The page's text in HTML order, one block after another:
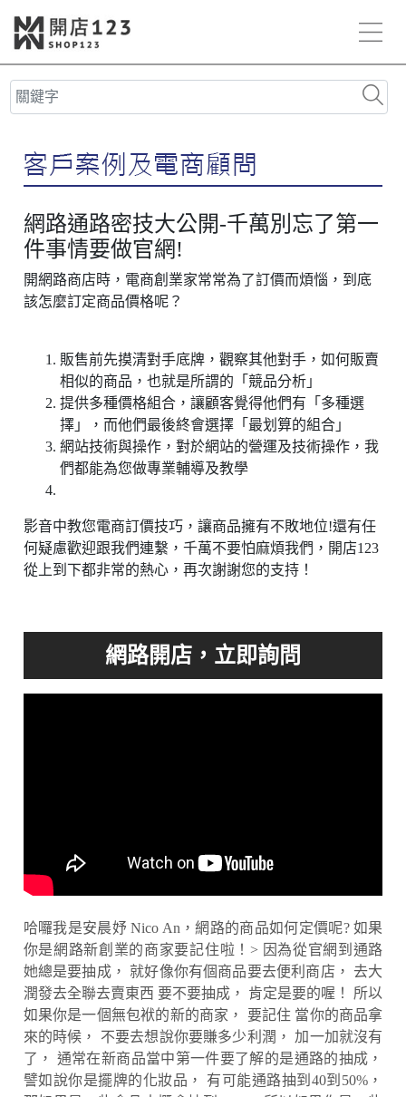
網路通路密技大公開-千萬別忘了第一
件事情要做官網!
開網路商店時，電商創業家常常為了訂價而煩惱，到底
該怎麼訂定商品價格呢？
販售前先摸清對手底牌，觀察其他對手，如何販賣
相似的商品，也就是所謂的「競品分析」
提供多種價格組合，讓顧客覺得他們有「多種選
擇」，而他們最後終會選擇「最划算的組合」
網站技術與操作，對於網站的營運及技術操作，我
們都能為您做專業輔導及教學
影音中教您電商訂價技巧，讓商品擁有不敗地位!還有任
何疑慮歡迎跟我們連繫，千萬不要怕麻煩我們，開店123
從上到下都非常的熱心，再次謝謝您的支持！
哈囉我是安晨妤 Nico An，網路的商品如何定價呢? 如果
你是網路新創業的商家要記住啦！> 因為從官網到通路
她總是要抽成， 就好像你有個商品要去便利商店， 去大
潤發去全聯去賣東西 要不要抽成， 肯定是要的喔！ 所以
如果你是一個無包袱的新的商家， 要記住 當你的商品拿
來的時候， 不要去想說你要賺多少利潤， 加一加就沒有
了， 通常在新商品當中第一件要了解的是通路的抽成，
譬如說你是擺牌的化妝品， 有可能通路抽到40到50%，